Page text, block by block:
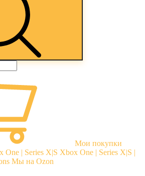
Мои покупки
One | Series X|S Xbox One | Series X|S |
Мы на Ozon